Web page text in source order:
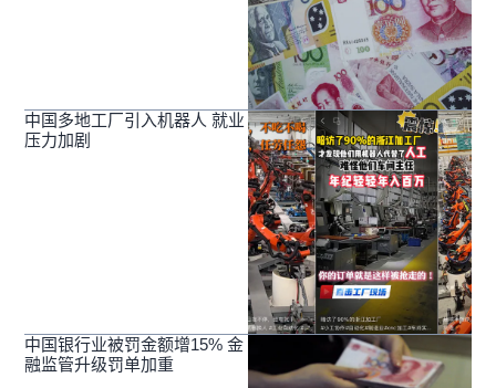
中国多地工厂引入机器人 就业
压力加剧
中国银行业被罚金额增15% 金
融监管升级罚单加重